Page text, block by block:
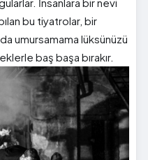
bu tiyatrolar, bir
umursamama lüksünüzü
baş başa bırakır.